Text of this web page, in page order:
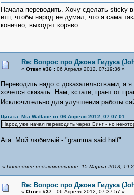
Начала переводить. Хочу сделать sticky
итп, чтобы народ не думал, что я сама
конечно, выходят коряво.
Re: Вопрос про Джона Гидука
« Ответ #36 :06 Апреля 2012, 07:19:36 »
Переводить надо с доказательствами,
хочется сказать. Нам, кстати, грант от
Исключительно для улучшения работы
Цитата: Mia Wallace от 06 Апреля 2012, 07:07:01
Народ уже начал переводить через Бинг - но
Ага. Мой любимый - "gramma said half"
« Последнее редактирование: 15 Марта 2013,
Re: Вопрос про Джона Гидука
« Ответ #37 :06 Апреля 2012, 07:37:57 »